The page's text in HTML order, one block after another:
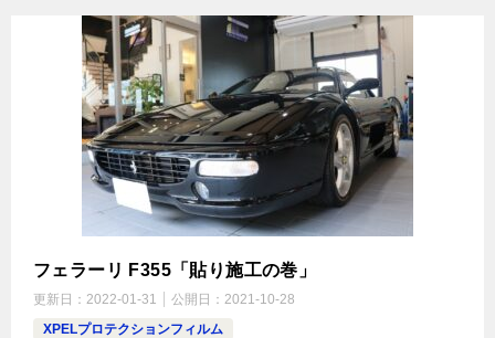
フェラーリ F355「貼り施工の巻」
更新日： 2022-01-31 公開日： 2021-10-28
XPELプロテクションフィルム